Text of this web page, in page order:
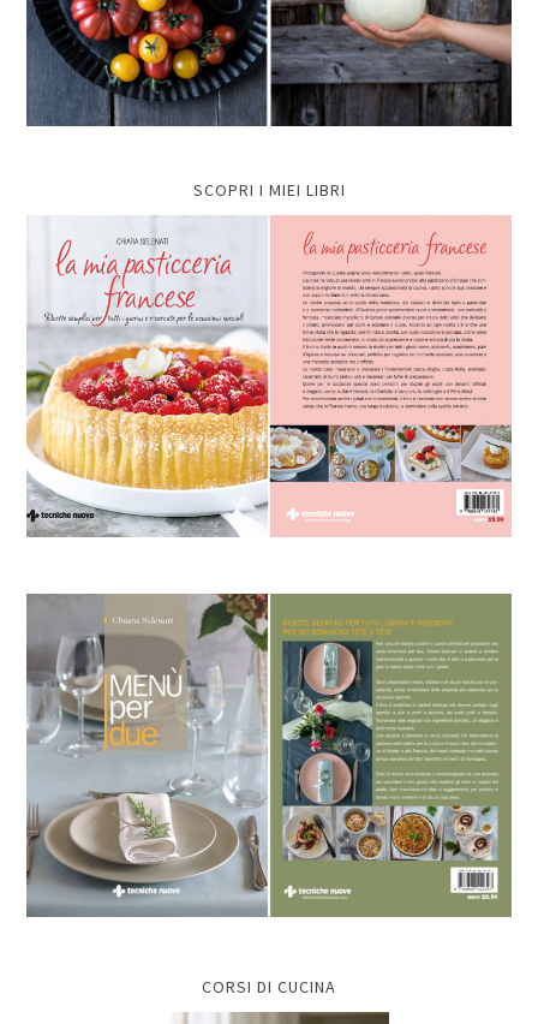
SCOPRI I MIEI LIBRI
CORSI DI CUCINA